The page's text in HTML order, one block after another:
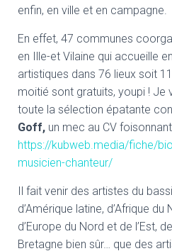
enfin, en ville et en campagne.
En effet, 47 communes
en Ille-et Vilaine qui accueille
artistiques dans 76 lieux soit
moitié sont gratuits, youpi ! Je
toute la sélection épatante
Goff, un mec au CV foisonnant
https://kubweb.media/fiche/
musicien-chanteur/
Il fait venir des artistes du
d’Amérique latine, d’Afrique du
d’Europe du Nord et de l’Est,
Bretagne bien sûr… que des